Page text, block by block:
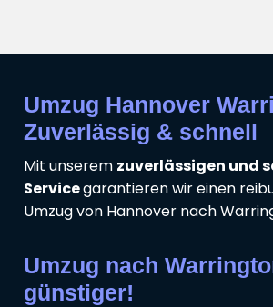
Umzug Hannover
Zuverlässig & schnell
Mit unserem zuverlässigen und
Servicegarantieren wir einen
Umzug von Hannover nach
Umzug nach
günstiger!